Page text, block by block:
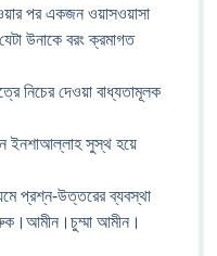
পর একজন ওয়াসওয়াসা
উনাকে বরং ক্রমাগত
নিচের দেওয়া বাধ্যতামূলক
ইনশাআল্লাহ সুস্থ হয়ে
প্রশ্ন-উত্তরের ব্যবস্থা
আমীন।